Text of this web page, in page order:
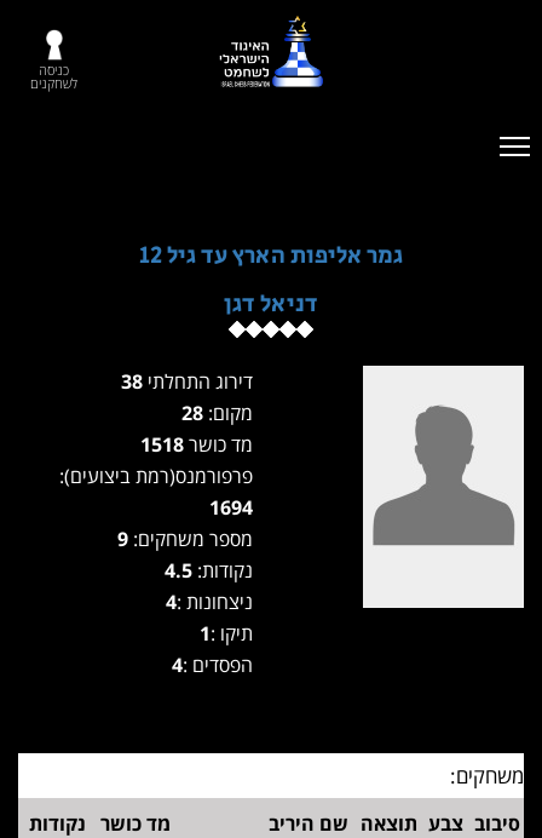
כניסה
לשחקנים
גמר אליפות הארץ עד גיל 12
דניאל דגן
דירוג התחלתי
מקום:
מד כושר
פרפורמנס(רמת ביצועים):
1694
מספר משחקים:
נקודות: 4.5
ניצחונות :4
תיקו :1
הפסדים :4
משחקים:
סיבוב צבע תוצאה שם היריב מד כושר נקודות